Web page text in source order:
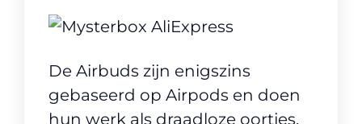
De Airbuds zijn enigszins
gebaseerd op Airpods en doen
hun werk als draadloze oortjes.